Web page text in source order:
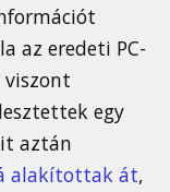
az eredeti PC-
egy
aztán
alakítottak át,